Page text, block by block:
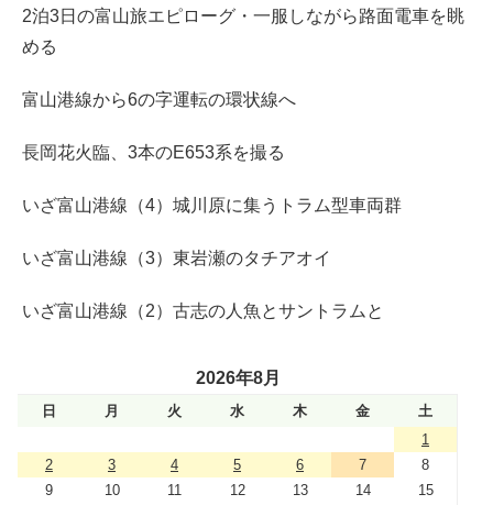
2泊3日の富山旅エピローグ・一服しながら路面電車を眺
める
富山港線から6の字運転の環状線へ
長岡花火臨、3本のE653系を撮る
いざ富山港線（4）城川原に集うトラム型車両群
いざ富山港線（3）東岩瀬のタチアオイ
いざ富山港線（2）古志の人魚とサントラムと
2026年8月
日 月 火 水 木 金
土
1
2
3 4 5 6 7
8
9
10 11 12 13 14
15